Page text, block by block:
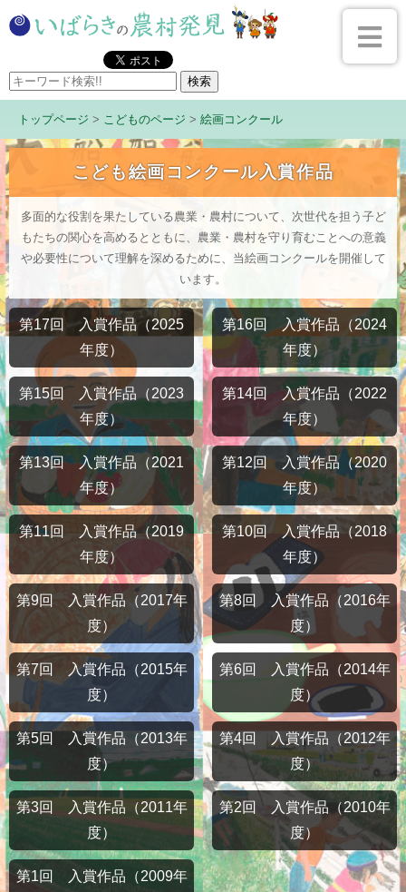
トップページ > こどものページ > 絵画コンクール
こども絵画コンクール入賞作品
多面的な役割を果たしている農業・農村について、次世代を担う子ど
もたちの関心を高めるとともに、農業・農村を守り育むことへの意義
や必要性について理解を深めるために、当絵画コンクールを開催して
います。
第17回 入賞作品（2025
年度）
第16回 入賞作品（2024
年度）
第15回 入賞作品（2023
年度）
第14回 入賞作品（2022
年度）
第13回 入賞作品（2021
年度）
第12回 入賞作品（2020
年度）
第11回 入賞作品（2019
年度）
第10回 入賞作品（2018
年度）
第9回 入賞作品（2017年
度）
第8回 入賞作品（2016年
度）
第7回 入賞作品（2015年
度）
第6回 入賞作品（2014年
度）
第5回 入賞作品（2013年
度）
第4回 入賞作品（2012年
度）
第3回 入賞作品（2011年
度）
第2回 入賞作品（2010年
度）
第1回 入賞作品（2009年